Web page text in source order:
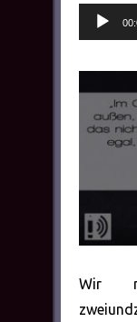
Audio-
Player
Wir